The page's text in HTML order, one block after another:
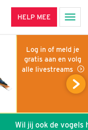
HELP MEE
Log in of meld je
gratis aan en volg
alle livestreams
Wil jij ook de vogels